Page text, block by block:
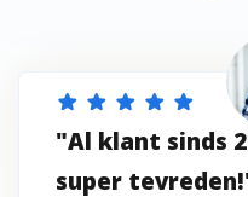
star star star star star
"Al klant sinds
super